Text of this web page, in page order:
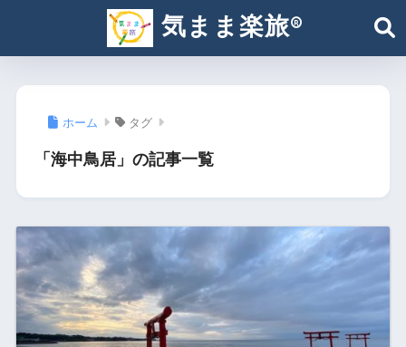
気まま楽旅®︎
ホーム タグ
「海中鳥居」の記事一覧